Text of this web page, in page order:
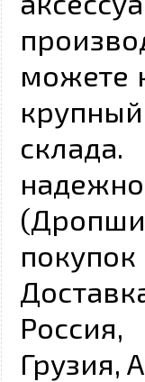
можете
Грузия,